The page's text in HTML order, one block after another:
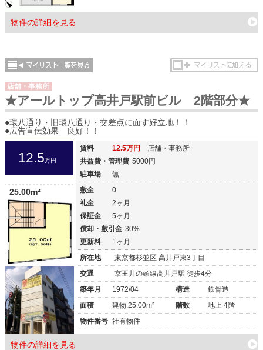
物件の詳細を見る
店舗・事務所
★アールトップ高井戸駅前ビル 2階部分★
●環八通り・旧環八通り・交差点に面す好立地！！
●広告宣伝効果 良好！！
12.5万円
25.00m²
物件の詳細を見る
賃料 12.5万円
店舗・事務所
共益費・管理費 5000円
駐車場
無
敷金
0
礼金
2ヶ月
保証金
5ヶ月
償却・敷引金 30%
更新料
1ヶ月
所在地
東京都杉並区 高井戸東3丁目
交通
京王井の頭線高井戸駅 徒歩4分
築年月
1972/04 構造
鉄骨造
面積
建物:25.00m² 階数
地上 4階
物件番号 社有物件